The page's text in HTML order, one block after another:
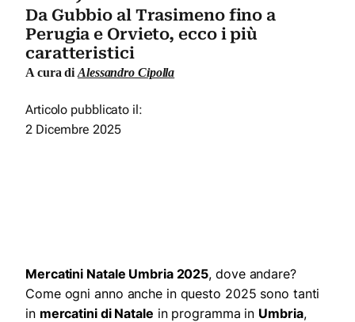
Da Gubbio al Trasimeno fino a
Perugia e Orvieto, ecco i più
caratteristici
A cura di Alessandro Cipolla
Articolo pubblicato il:
2 Dicembre 2025
Mercatini Natale Umbria 2025, dove andare?
Come ogni anno anche in questo 2025 sono tanti
in mercatini di Natale in programma in Umbria,